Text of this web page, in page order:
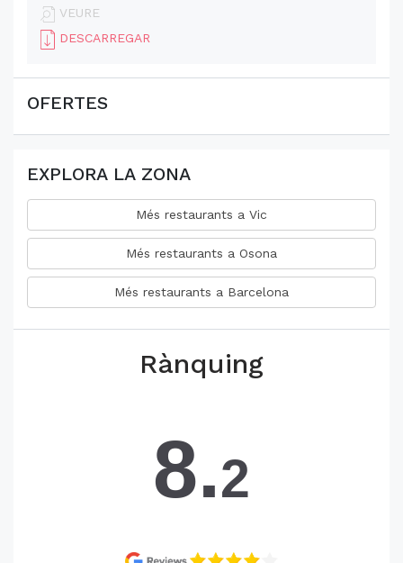
VEURE
DESCARREGAR
OFERTES
EXPLORA LA ZONA
Més restaurants a Vic
Més restaurants a Osona
Més restaurants a Barcelona
Rànquing
8.2